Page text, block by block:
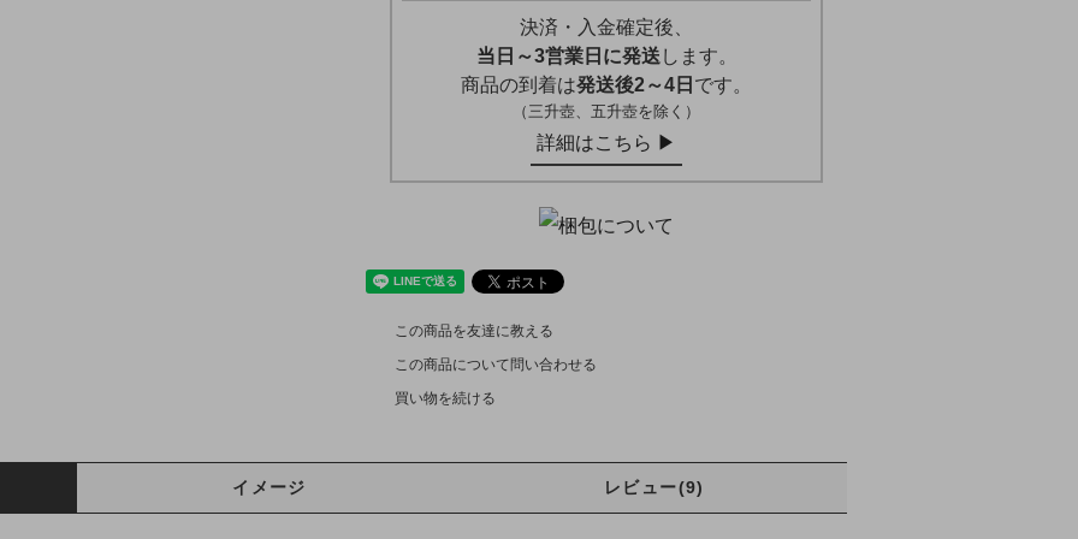
決済・入金確定後、
当日～3営業日に発送 します。
商品の到着は発送後2～4日 です。
（三升壺、五升壺を除く）
詳細はこちら ▶︎
この商品を友達に教える
この商品について問い合わせる
買い物を続ける
イメージ レビュー(9)